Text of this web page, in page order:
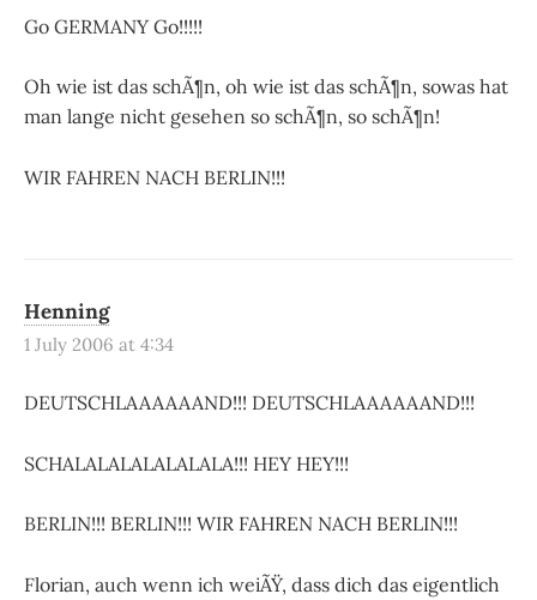
Go GERMANY Go!!!!!
Oh wie ist das schÃ¶n, oh wie ist das schÃ¶n, sowas hat
man lange nicht gesehen so schÃ¶n, so schÃ¶n!
WIR FAHREN NACH BERLIN!!!
Henning
1 July 2006 at 4:34
DEUTSCHLAAAAAAND!!! DEUTSCHLAAAAAAND!!!
SCHALALALALALALALA!!! HEY HEY!!!
BERLIN!!! BERLIN!!! WIR FAHREN NACH BERLIN!!!
Florian, auch wenn ich weiÃŸ, dass dich das eigentlich